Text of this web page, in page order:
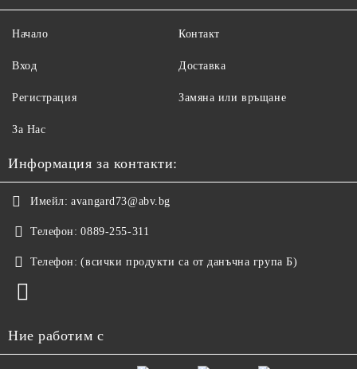
Начало
Вход
Регистрация
За Нас
Контакт
Доставка
Замяна или връщане
Информация за контакти:
Имейл: avangard73@abv.bg
Телефон: 0889-255-311
Телефон: (всички продукти са от данъчна група Б)
Ние работим с